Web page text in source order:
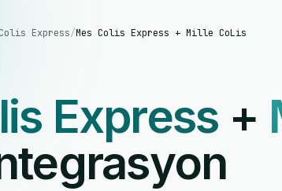
Express/Mes Colis Express + Mille CoLis
Express +